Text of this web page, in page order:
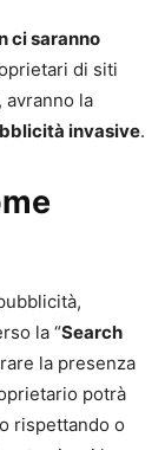
ci saranno
di siti
la
invasive.
la “Search
la presenza
potrà
rispettando o